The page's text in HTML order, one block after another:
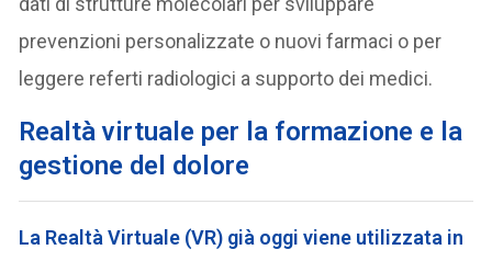
prevenzioni personalizzate o nuovi farmaci o per
leggere referti radiologici a supporto dei medici.
Realtà virtuale per la formazione e la
gestione del dolore
La Realtà Virtuale (VR) già oggi viene utilizzata in